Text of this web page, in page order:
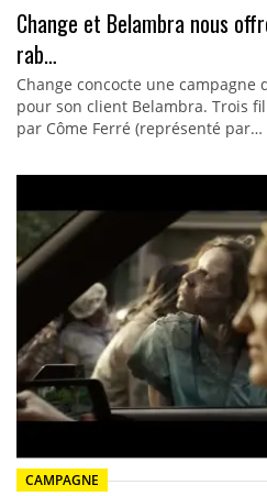
Change et Belambra nous
rab…
Change concocte une
pour son client Belambra. Trois
par Côme Ferré (représenté par…
CAMPAGNE